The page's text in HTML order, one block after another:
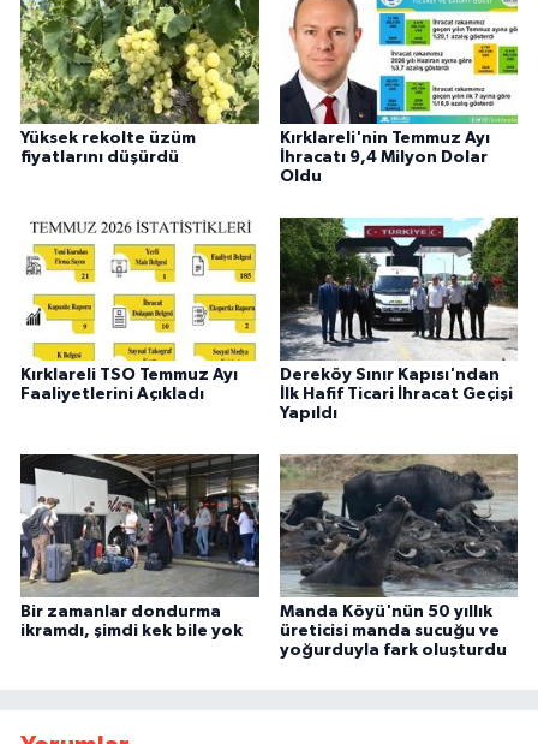
Yüksek rekolte üzüm
fiyatlarını düşürdü
Kırklareli'nin Temmuz Ayı
İhracatı 9,4 Milyon Dolar
Oldu
Kırklareli TSO Temmuz Ayı
Faaliyetlerini Açıkladı
Dereköy Sınır Kapısı'ndan
İlk Hafif Ticari İhracat Geçişi
Yapıldı
Bir zamanlar dondurma
ikramdı, şimdi kek bile yok
Manda Köyü'nün 50 yıllık
üreticisi manda sucuğu ve
yoğurduyla fark oluşturdu